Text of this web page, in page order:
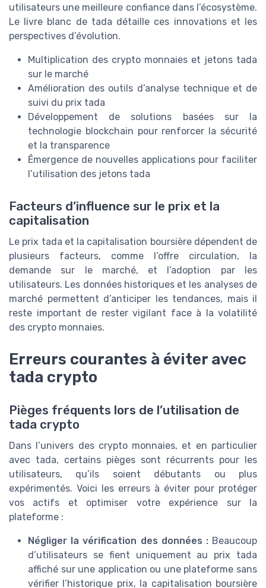
utilisateurs une meilleure confiance dans l’écosystème.
Le livre blanc de tada détaille ces innovations et les
perspectives d’évolution.
Multiplication des crypto monnaies et jetons tada
sur le marché
Amélioration des outils d’analyse technique et de
suivi du prix tada
Développement de solutions basées sur la
technologie blockchain pour renforcer la sécurité
et la transparence
Émergence de nouvelles applications pour faciliter
l’utilisation des jetons tada
Facteurs d’influence sur le prix et la
capitalisation
Le prix tada et la capitalisation boursière dépendent de
plusieurs facteurs, comme l’offre circulation, la
demande sur le marché, et l’adoption par les
utilisateurs. Les données historiques et les analyses de
marché permettent d’anticiper les tendances, mais il
reste important de rester vigilant face à la volatilité
des crypto monnaies.
Erreurs courantes à éviter avec
tada crypto
Pièges fréquents lors de l’utilisation de
tada crypto
Dans l’univers des crypto monnaies, et en particulier
avec tada, certains pièges sont récurrents pour les
utilisateurs, qu’ils soient débutants ou plus
expérimentés. Voici les erreurs à éviter pour protéger
vos actifs et optimiser votre expérience sur la
plateforme :
Négliger la vérification des données :Beaucoup
d’utilisateurs se fient uniquement au prix tada
affiché sur une application ou une plateforme sans
vérifier l’historique prix, la capitalisation boursière